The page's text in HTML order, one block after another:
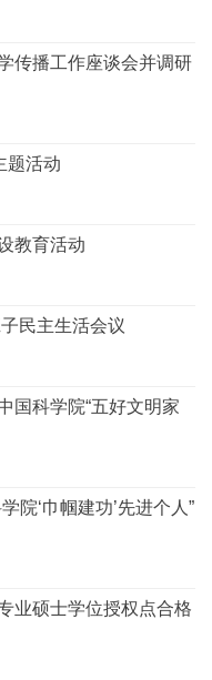
传播工作座谈会并调研
题活动
教育活动
民主生活会议
国科学院“五好文明家
院‘巾帼建功’先进个人”
业硕士学位授权点合格